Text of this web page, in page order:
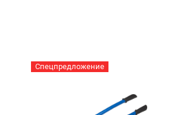
Спецпредложение